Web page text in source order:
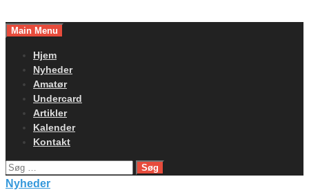
toMain Menu
Hjem
Nyheder
Amatør
Undercard
Artikler
Kalender
Kontakt
Søg
efter:
Nyheder